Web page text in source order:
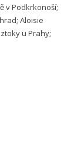
v Podkrkonoší;
Aloisie
u Prahy;